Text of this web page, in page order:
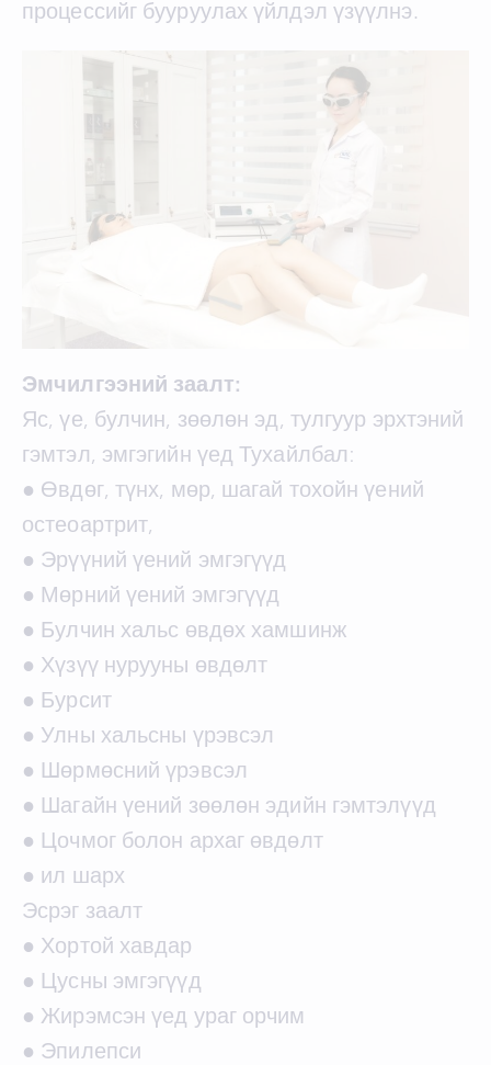
процессийг бууруулах үйлдэл үзүүлнэ.
Эмчилгээний заалт:
Яс, үе, булчин, зөөлөн эд, тулгуур эрхтэний
гэмтэл, эмгэгийн үед Тухайлбал:
● Өвдөг, түнх, мөр, шагай тохойн үений
остеоартрит,
● Эрүүний үений эмгэгүүд
● Мөрний үений эмгэгүүд
● Булчин хальс өвдөх хамшинж
● Хүзүү нурууны өвдөлт
● Бурсит
● Улны хальсны үрэвсэл
● Шөрмөсний үрэвсэл
● Шагайн үений зөөлөн эдийн гэмтэлүүд
● Цочмог болон архаг өвдөлт
● ил шарх
Эсрэг заалт
● Хортой хавдар
● Цусны эмгэгүүд
● Жирэмсэн үед ураг орчим
● Эпилепси